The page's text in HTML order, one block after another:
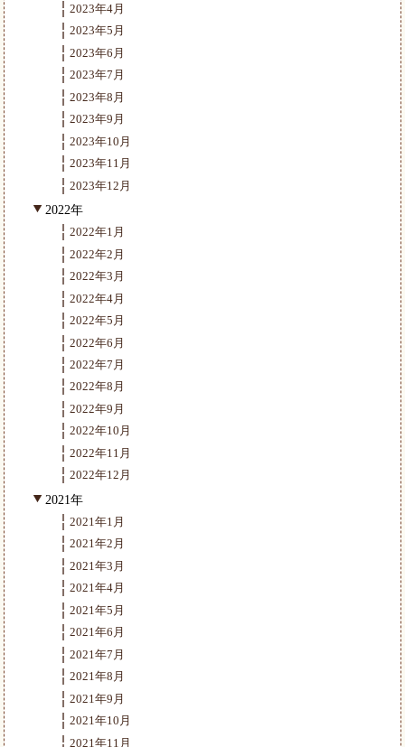
2023年4月
2023年5月
2023年6月
2023年7月
2023年8月
2023年9月
2023年10月
2023年11月
2023年12月
2022年
2022年1月
2022年2月
2022年3月
2022年4月
2022年5月
2022年6月
2022年7月
2022年8月
2022年9月
2022年10月
2022年11月
2022年12月
2021年
2021年1月
2021年2月
2021年3月
2021年4月
2021年5月
2021年6月
2021年7月
2021年8月
2021年9月
2021年10月
2021年11月